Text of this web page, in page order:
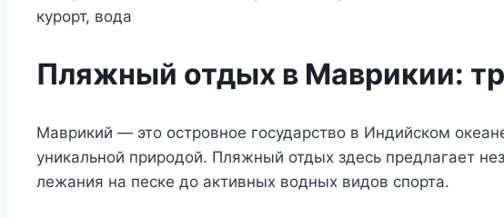
Пляжный отдых в Маврикии:
Маврикий — это островное государство в Индийском
уникальной природой. Пляжный отдых здесь предлагает
лежания на песке до активных водных видов спорта.